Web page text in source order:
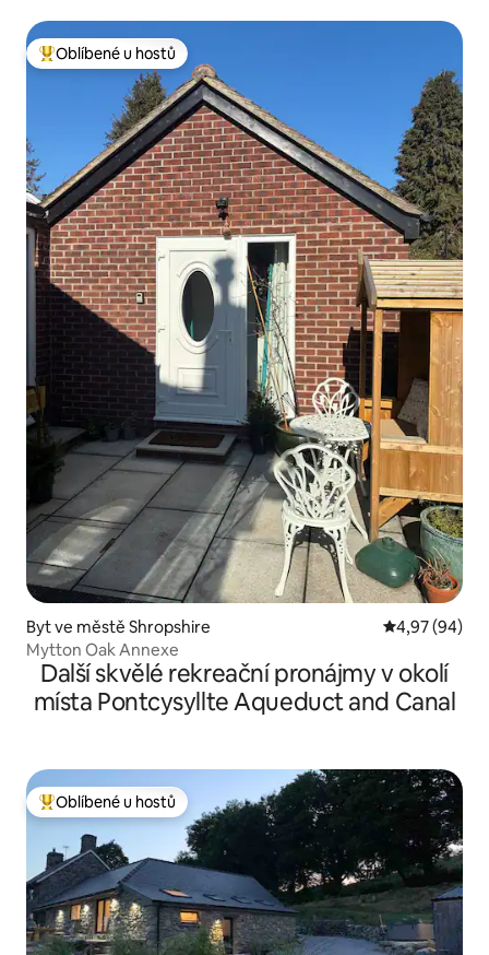
Nejlepší v kategorii Oblíbené u hostů
Oblíbené u hostů
Byt ve městě Shropshire Průměrné
4,97 (94)
Mytton Oak Annexe
Další skvělé rekreační pronájmy v okolí
místa Pontcysyllte Aqueduct and Canal
Nejlepší v kategorii Oblíbené u hostů
Oblíbené u hostů